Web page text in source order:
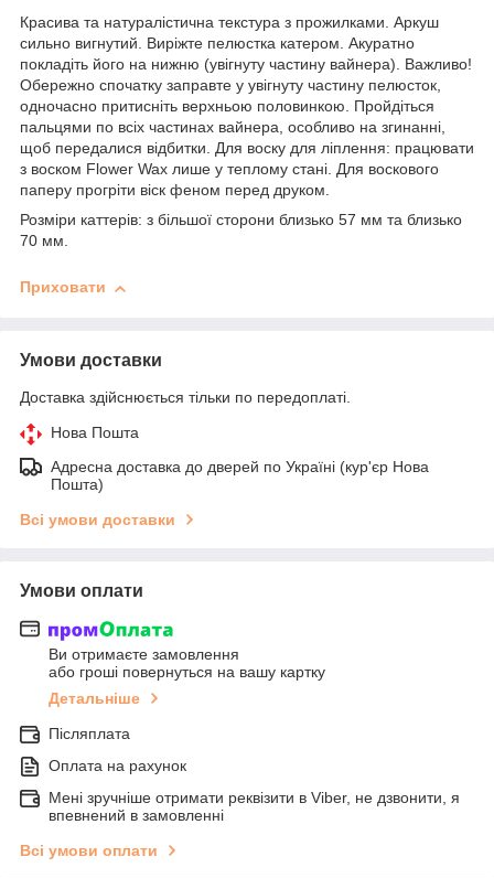
Красива та натуралістична текстура з прожилками. Аркуш
сильно вигнутий. Виріжте пелюстка катером. Акуратно
покладіть його на нижню (увігнуту частину вайнера). Важливо!
Обережно спочатку заправте у увігнуту частину пелюсток,
одночасно притисніть верхньою половинкою. Пройдіться
пальцями по всіх частинах вайнера, особливо на згинанні,
щоб передалися відбитки. Для воску для ліплення: працювати
з воском Flower Wax лише у теплому стані. Для воскового
паперу прогріти віск феном перед друком.
Розміри каттерів: з більшої сторони близько 57 мм та близько
70 мм.
Приховати
Умови доставки
Доставка здійснюється тільки по передоплаті.
Нова Пошта
Адресна доставка до дверей по Україні (кур'єр Нова
Пошта)
Всі умови доставки
Умови оплати
Ви отримаєте замовлення
або гроші повернуться на вашу картку
Детальніше
Післяплата
Оплата на рахунок
Мені зручніше отримати реквізити в Viber, не дзвонити, я
впевнений в замовленні
Всі умови оплати